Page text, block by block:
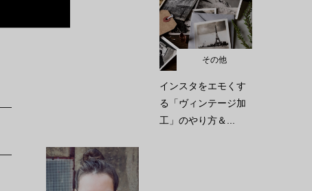
その他
インスタをエモくす
る「ヴィンテージ加
工」のやり方＆...